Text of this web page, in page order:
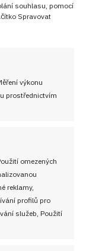
souhlasu, pomocí
Spravovat
výkonu
prostřednictvím
omezených
reklamy,
profilů pro
služeb, Použití